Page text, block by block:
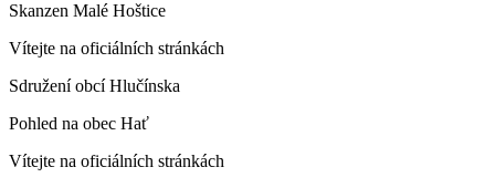
Skanzen Malé Hoštice
Vítejte na oficiálních stránkách
Sdružení obcí Hlučínska
Pohled na obec Hať
Vítejte na oficiálních stránkách